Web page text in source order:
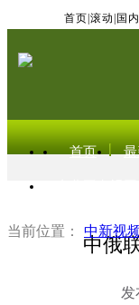
首页 滚动 国内
首页
当前位置： 中新视
中俄
发